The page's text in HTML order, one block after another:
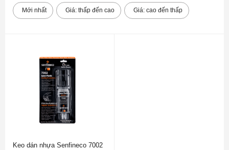
Mới nhất Giá: thấp đến cao Giá: cao đến thấp
Keo dán nhựa Senfineco 7002